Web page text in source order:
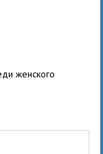
женского